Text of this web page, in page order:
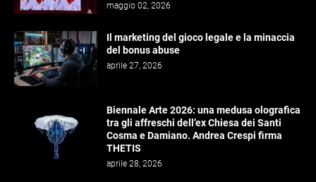
maggio 02, 2026
Il marketing del gioco legale e la minaccia
del bonus abuse
aprile 27, 2026
Biennale Arte 2026: una medusa olografica
tra gli affreschi dell’ex Chiesa dei Santi
Cosma e Damiano. Andrea Crespi firma
THETIS
aprile 28, 2026